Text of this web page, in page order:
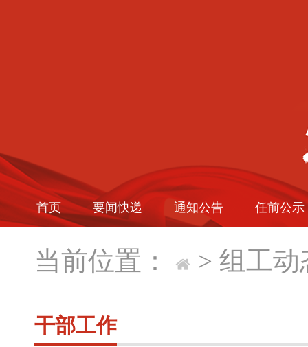
首页 要闻快递 通知公告 任前公示
当前位置： > 组工动
干部工作